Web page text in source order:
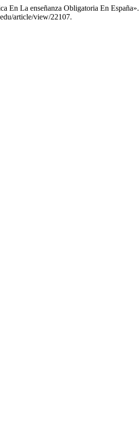
En La enseñanza Obligatoria En España».
article/view/22107.